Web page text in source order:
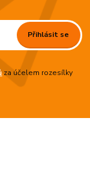
Přihlásit se
za účelem rozesílky